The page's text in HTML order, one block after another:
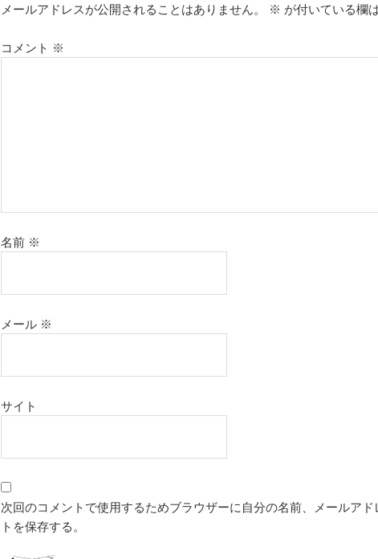
メールアドレスが公開されることはありません。 ※ が付いている欄
コメント ※
名前 ※
メール ※
サイト
次回のコメントで使用するためブラウザーに自分の名前、メールアド
トを保存する。